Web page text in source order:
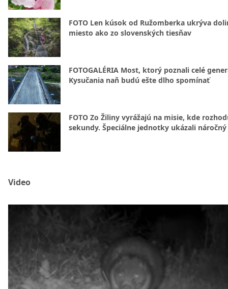
FOTO Len kúsok od Ružomberka ukrýva
miesto ako zo slovenských tiesňav
FOTOGALÉRIA Most, ktorý poznali celé
Kysučania naň budú ešte dlho spomínať
FOTO Zo Žiliny vyrážajú na misie, kde
sekundy. Špeciálne jednotky ukázali
Video